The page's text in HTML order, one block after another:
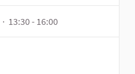
· 13:30 - 16:00